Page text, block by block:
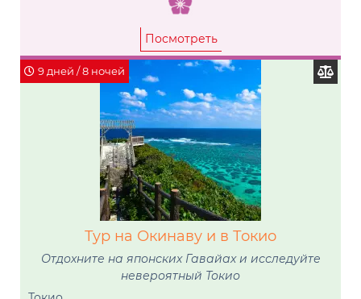
Посмотреть
9 дней / 8 ночей
Тур на Окинаву и в Токио
Отдохните на японских Гавайах и исследуйте
невероятный Токио